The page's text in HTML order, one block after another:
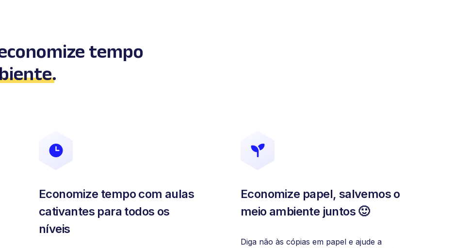
tempo
.
Economize tempo com aulas
cativantes para todos os
níveis
Economize papel, salvemos o
meio ambiente juntos 🙂
Diga não às cópias em papel e ajude a